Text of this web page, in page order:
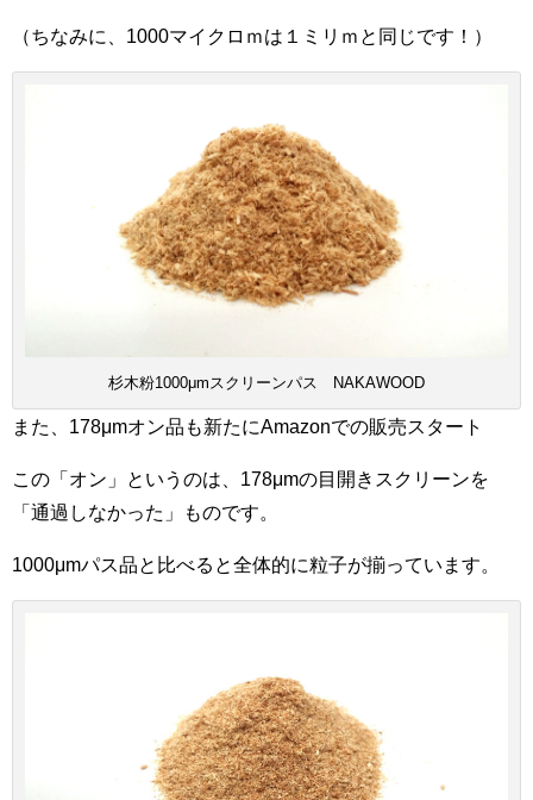
（ちなみに、1000マイクロｍは１ミリｍと同じです！）
杉木粉1000μmスクリーンパス NAKAWOOD
また、178μmオン品も新たにAmazonでの販売スタート
この「オン」というのは、178μmの目開きスクリーンを
「通過しなかった」ものです。
1000μmパス品と比べると全体的に粒子が揃っています。